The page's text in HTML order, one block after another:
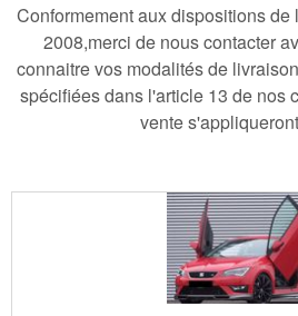
Conformement aux dispositions
2008,merci de nous contacter
connaitre vos modalités de
spécifiées dans l'article 13 de nos
vente